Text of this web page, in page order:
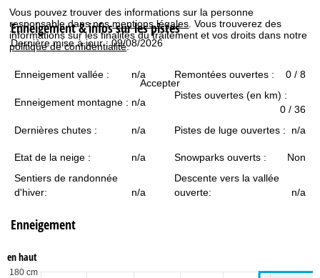
Vous pouvez trouver des informations sur la personne
responsable dans nosmentions légales . Vous trouverez des
informations sur les finalités du traitement et vos droits dans notre
politique de confidentialité.
Accepter
c
c
u
e
i
Enneigement & infos sur les pistes
Dernière mise à jour : 09/08/2026
Enneigement vallée : n/a Remontées ouvertes : 0 / 8
Enneigement montagne : n/a
Pistes ouvertes (en km) :
0 / 36
Dernières chutes :
n/a Pistes de luge ouvertes : n/a
Etat de la neige : n/a Snowparks ouverts :
Non
Sentiers de randonnée
d'hiver:
n/a
Descente vers la vallée
ouverte:
n/a
Enneigement
en haut
180 cm